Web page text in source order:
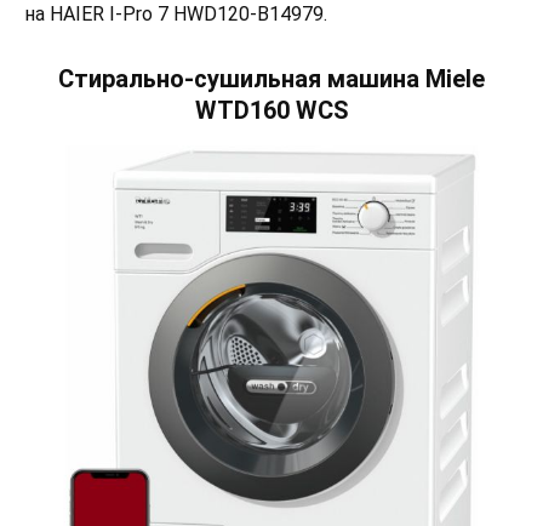
на HAIER I-Pro 7 HWD120-B14979.
Стирально-сушильная машина Miele
WTD160 WCS